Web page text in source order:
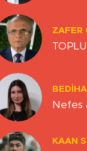
ZAFER
Nefes
KAAN